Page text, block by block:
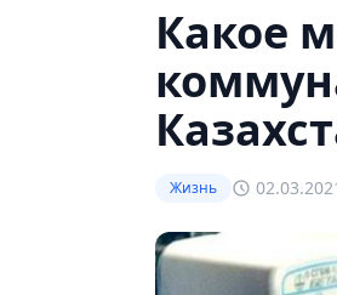
Какое
Жизнь